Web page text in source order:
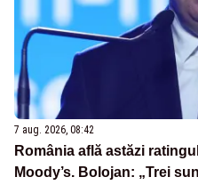
7 aug. 2026, 08:42
România află astăzi
Moody’s. Bolojan: „Trei